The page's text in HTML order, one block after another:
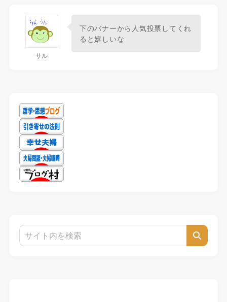
サル
下のバナーから人気投票してくれ
ると嬉しいな